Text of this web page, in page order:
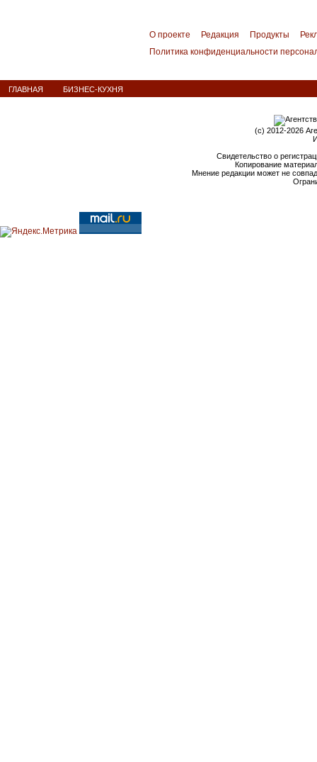
О проекте Редакция Продукты
Политика конфиденциальности
ГЛАВНАЯ БИЗНЕС-КУХНЯ
(c) 2012-2026
Свидетельство о
Копирование
Мнение редакции может не